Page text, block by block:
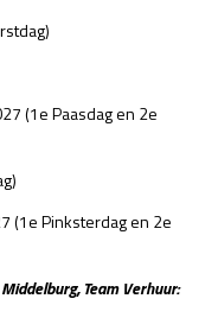
(1e Paasdag en 2e
(1e Pinksterdag en 2e
Team Verhuur: